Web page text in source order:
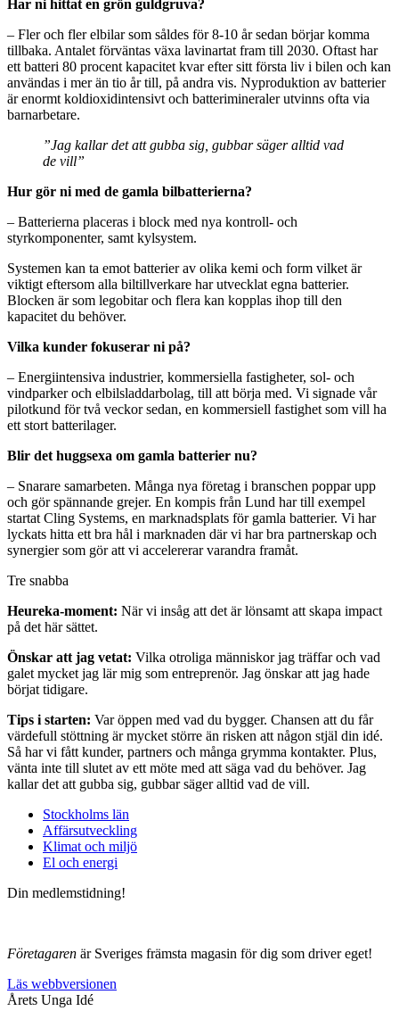
Har ni hittat en grön guldgruva?
– Fler och fler elbilar som såldes för 8-10 år sedan börjar komma
tillbaka. Antalet förväntas växa lavinartat fram till 2030. Oftast har
ett batteri 80 procent kapacitet kvar efter sitt första liv i bilen och kan
användas i mer än tio år till, på andra vis. Nyproduktion av batterier
är enormt koldioxidintensivt och batterimineraler utvinns ofta via
barnarbetare.
”Jag kallar det att gubba sig, gubbar säger alltid vad
de vill”
Hur gör ni med de gamla bilbatterierna?
– Batterierna placeras i block med nya kontroll‐ och
styrkomponenter, samt kylsystem.
Systemen kan ta emot batterier av olika kemi och form vilket är
viktigt eftersom alla biltillverkare har utvecklat egna batterier.
Blocken är som legobitar och flera kan kopplas ihop till den
kapacitet du behöver.
Vilka kunder fokuserar ni på?
– Energiintensiva industrier, kommersiella fastigheter, sol- och
vindparker och elbilsladdarbolag, till att börja med. Vi signade vår
pilotkund för två veckor sedan, en kommersiell fastighet som vill ha
ett stort batterilager.
Blir det huggsexa om gamla batterier nu?
– Snarare samarbeten. Många nya företag i branschen poppar upp
och gör spännande grejer. En kompis från Lund har till exempel
startat Cling Systems, en marknadsplats för gamla batterier. Vi har
lyckats hitta ett bra hål i marknaden där vi har bra partnerskap och
synergier som gör att vi accelererar varandra framåt.
Tre snabba
Heureka-moment: När vi insåg att det är lönsamt att skapa impact
på det här sättet.
Önskar att jag vetat: Vilka otroliga människor jag träffar och vad
galet mycket jag lär mig som entreprenör. Jag önskar att jag hade
börjat tidigare.
Tips i starten: Var öppen med vad du bygger. Chansen att du får
värdefull stöttning är mycket större än risken att någon stjäl din idé.
Så har vi fått kunder, partners och många grymma kontakter. Plus,
vänta inte till slutet av ett möte med att säga vad du behöver. Jag
kallar det att gubba sig, gubbar säger alltid vad de vill.
Stockholms län
Affärsutveckling
Klimat och miljö
El och energi
Din medlemstidning!
Företagaren är Sveriges främsta magasin för dig som driver eget!
Läs webbversionen
Årets Unga Idé